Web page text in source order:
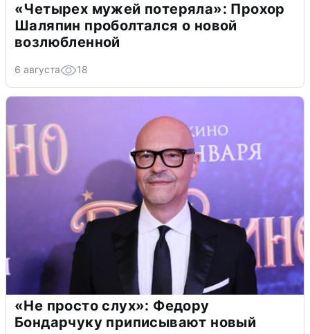
«Четырех мужей потеряла»: Прохор
Шаляпин проболтался о новой
возлюбленной
6 августа 18
«Не просто слух»: Федору
Бондарчуку приписывают новый